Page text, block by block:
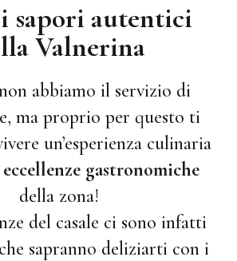
sapori autentici
Valnerina
abbiamo il servizio di
ma proprio per questo ti
un’esperienza culinaria
eccellenze gastronomiche
della zona!
del casale ci sono infatti
sapranno deliziarti con i